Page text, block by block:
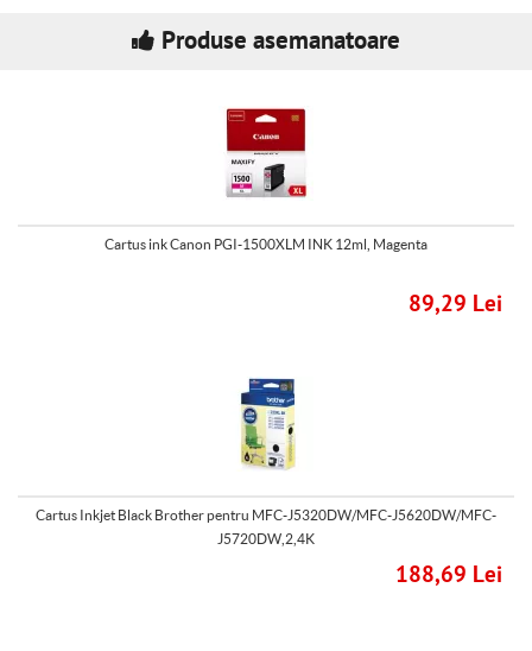
Produse asemanatoare
Cartus ink Canon PGI-1500XLM INK 12ml, Magenta
89,29 Lei
Cartus Inkjet Black Brother pentru MFC-J5320DW/MFC-J5620DW/MFC-
J5720DW,2,4K
188,69 Lei